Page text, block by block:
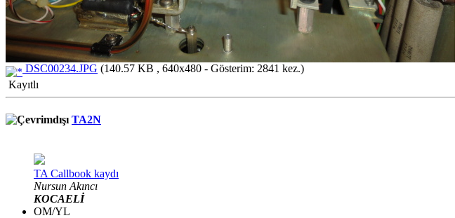
DSC00234.JPG (140.57 KB , 640x480 - Gösterim: 2841 kez.)
Kayıtlı
TA2N
TA Callbook kaydı
Nursun Akıncı
KOCAELİ
OM/YL